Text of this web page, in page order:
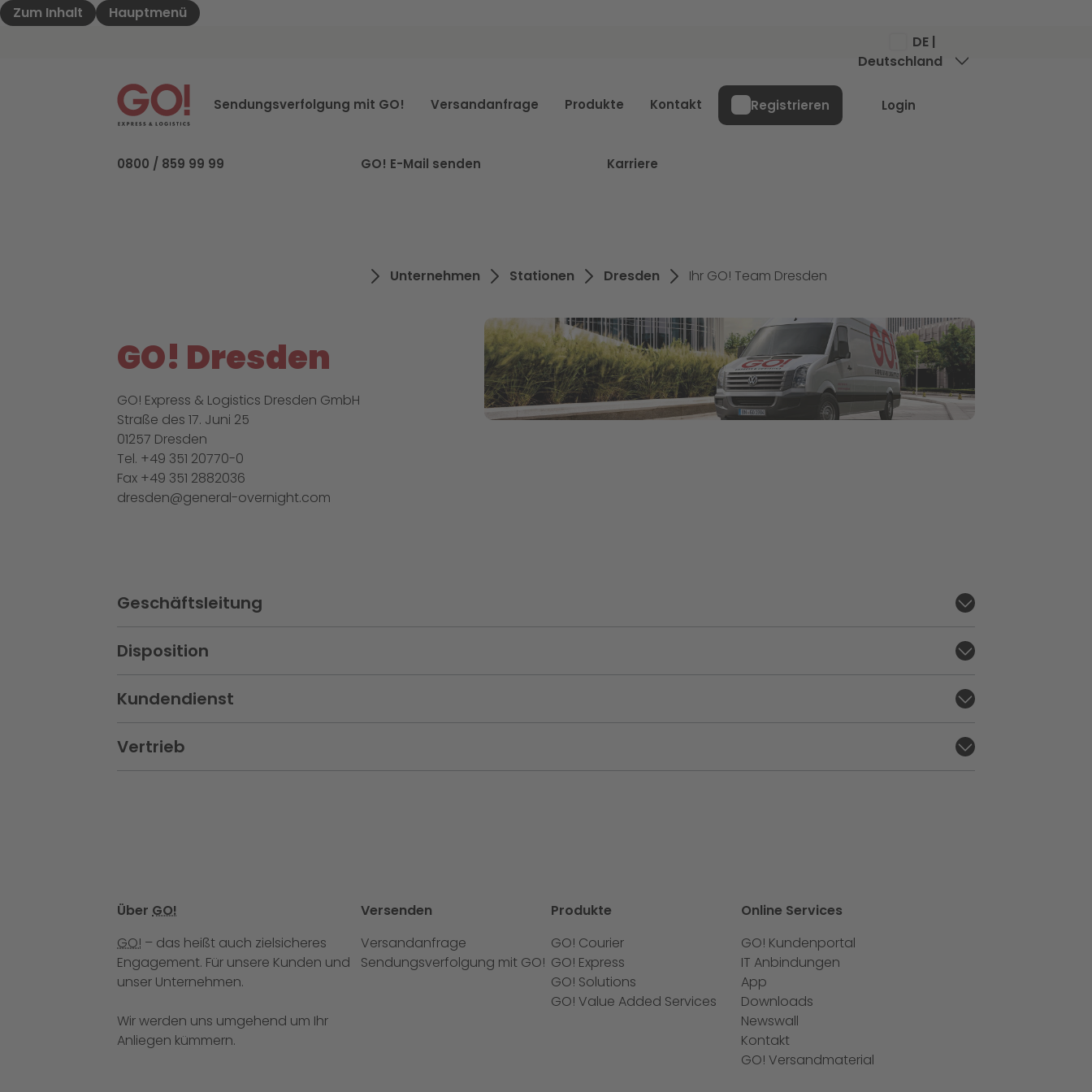
Zum Inhalt Hauptmenü
0800 / 859 99 99 GO! E-Mail senden Karriere
DE |
Deutschland
GO! Express & Logistics - Zur Starteite
Sendungsverfolgung mit GO! Versandanfrage Produkte Kontakt Registrieren Login
Unternehmen Stationen Dresden Ihr GO! Team Dresden
GO! Dresden
GO! Express & Logistics Dresden GmbH
Straße des 17. Juni 25
01257 Dresden
Tel. +49 351 20770-0
Fax +49 351 2882036
dresden@general-overnight.com
Abschnitt schließen:
Geschäftsleitung
Abschnitt schließen:
Disposition
Abschnitt schließen:
Kundendienst
Abschnitt schließen:
Vertrieb
Über GO!
GO! – das heißt auch zielsicheres
Engagement. Für unsere Kunden und
unser Unternehmen.
Wir werden uns umgehend um Ihr
Anliegen kümmern.
Versenden
Versandanfrage
Sendungsverfolgung mit GO!
Produkte
GO! Courier
GO! Express
GO! Solutions
GO! Value Added Services
Online Services
GO! Kundenportal
IT Anbindungen
App
Downloads
Newswall
Kontakt
GO! Versandmaterial